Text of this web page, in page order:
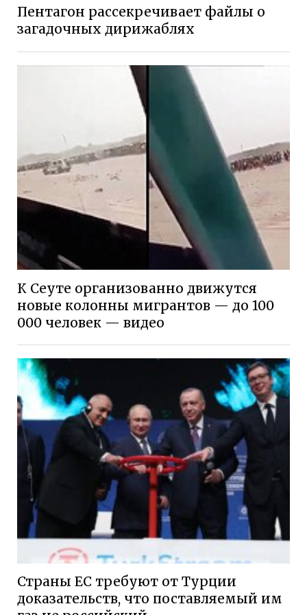
Пентагон рассекречивает файлы о
загадочных дирижаблях
К Сеуте организованно движутся
новые колонны мигрантов — до 100
000 человек — видео
Страны ЕС требуют от Турции
доказательств, что поставляемый им